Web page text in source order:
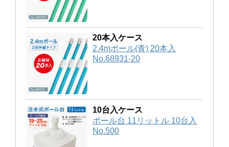
20本入ケース
2.4mポール(青) 20本入
No.68931-20
10台入ケース
ポール台 11リットル 10台入
No.500